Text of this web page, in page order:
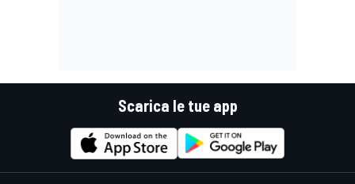
Scarica le tue app